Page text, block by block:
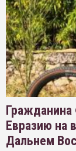
Евразию на
Дальнем